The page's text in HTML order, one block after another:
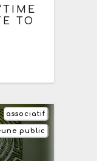
TO
associatif
public